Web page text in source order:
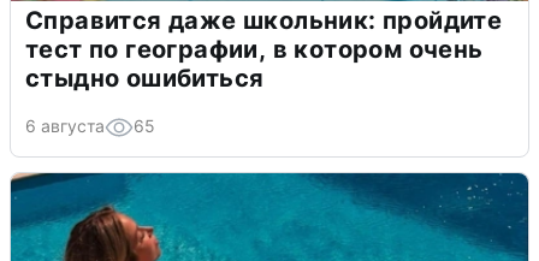
Справится даже школьник: пройдите
тест по географии, в котором очень
стыдно ошибиться
6 августа 65